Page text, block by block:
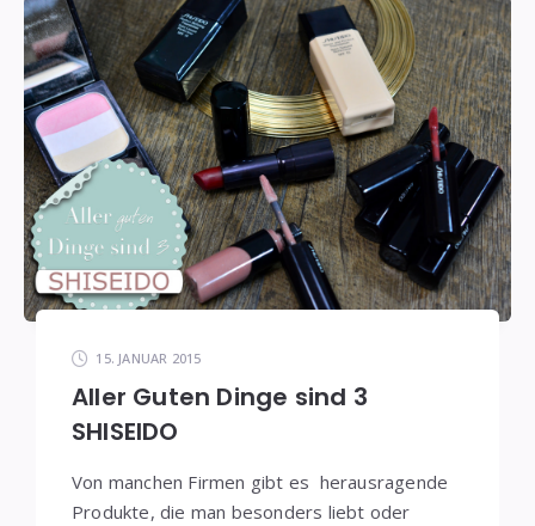
15. JANUAR 2015
Aller Guten Dinge sind 3
SHISEIDO
Von manchen Firmen gibt es herausragende
Produkte, die man besonders liebt oder